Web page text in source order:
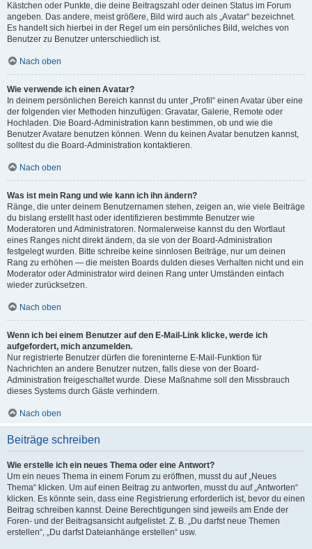
Kästchen oder Punkte, die deine Beitragszahl oder deinen Status im Forum
angeben. Das andere, meist größere, Bild wird auch als „Avatar“ bezeichnet.
Es handelt sich hierbei in der Regel um ein persönliches Bild, welches von
Benutzer zu Benutzer unterschiedlich ist.
Nach oben
Wie verwende ich einen Avatar?
In deinem persönlichen Bereich kannst du unter „Profil“ einen Avatar über eine
der folgenden vier Methoden hinzufügen: Gravatar, Galerie, Remote oder
Hochladen. Die Board-Administration kann bestimmen, ob und wie die
Benutzer Avatare benutzen können. Wenn du keinen Avatar benutzen kannst,
solltest du die Board-Administration kontaktieren.
Nach oben
Was ist mein Rang und wie kann ich ihn ändern?
Ränge, die unter deinem Benutzernamen stehen, zeigen an, wie viele Beiträge
du bislang erstellt hast oder identifizieren bestimmte Benutzer wie
Moderatoren und Administratoren. Normalerweise kannst du den Wortlaut
eines Ranges nicht direkt ändern, da sie von der Board-Administration
festgelegt wurden. Bitte schreibe keine sinnlosen Beiträge, nur um deinen
Rang zu erhöhen — die meisten Boards dulden dieses Verhalten nicht und ein
Moderator oder Administrator wird deinen Rang unter Umständen einfach
wieder zurücksetzen.
Nach oben
Wenn ich bei einem Benutzer auf den E-Mail-Link klicke, werde ich
aufgefordert, mich anzumelden.
Nur registrierte Benutzer dürfen die foreninterne E-Mail-Funktion für
Nachrichten an andere Benutzer nutzen, falls diese von der Board-
Administration freigeschaltet wurde. Diese Maßnahme soll den Missbrauch
dieses Systems durch Gäste verhindern.
Nach oben
Beiträge schreiben
Wie erstelle ich ein neues Thema oder eine Antwort?
Um ein neues Thema in einem Forum zu eröffnen, musst du auf „Neues
Thema“ klicken. Um auf einen Beitrag zu antworten, musst du auf „Antworten“
klicken. Es könnte sein, dass eine Registrierung erforderlich ist, bevor du einen
Beitrag schreiben kannst. Deine Berechtigungen sind jeweils am Ende der
Foren- und der Beitragsansicht aufgelistet. Z. B. „Du darfst neue Themen
erstellen“, „Du darfst Dateianhänge erstellen“ usw.